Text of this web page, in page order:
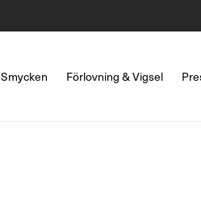
Smycken Förlovning & Vigsel